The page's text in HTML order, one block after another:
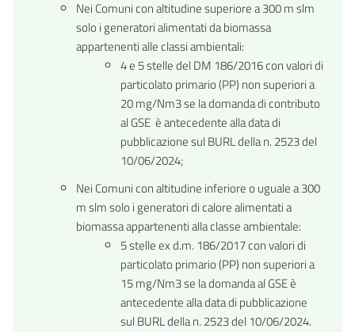
Nei Comuni con altitudine superiore a 300 m slm
solo i generatori alimentati da biomassa
appartenenti alle classi ambientali:
4 e 5 stelle del DM 186/2016 con valori di
particolato primario (PP) non superiori a
20 mg/Nm3 se la domanda di contributo
al GSE è antecedente alla data di
pubblicazione sul BURL della n. 2523 del
10/06/2024;
Nei Comuni con altitudine inferiore o uguale a 300
m slm solo i generatori di calore alimentati a
biomassa appartenenti alla classe ambientale:
5 stelle ex d.m. 186/2017 con valori di
particolato primario (PP) non superiori a
15 mg/Nm3 se la domanda al GSE è
antecedente alla data di pubblicazione
sul BURL della n. 2523 del 10/06/2024.